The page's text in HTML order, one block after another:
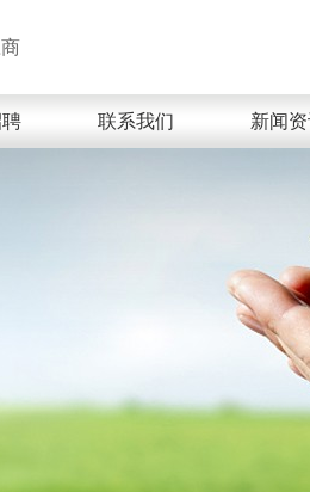
联系我们 新闻